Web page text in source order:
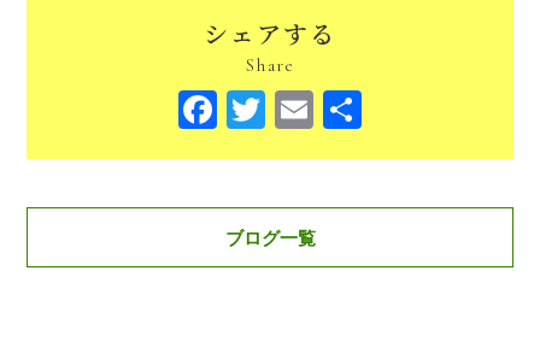
シェアする
Share
Facebook
TwitterEmail
有
ブログ一覧